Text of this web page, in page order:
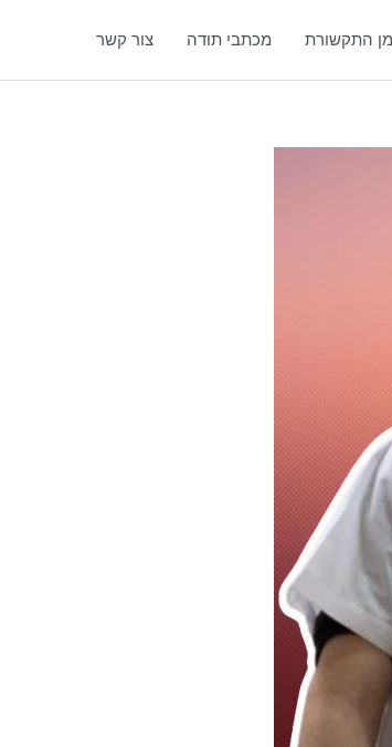
מן התקשורת מכתבי תודה צור קשר